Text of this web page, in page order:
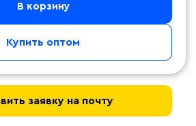
В корзину
Купить оптом
заявку на почту